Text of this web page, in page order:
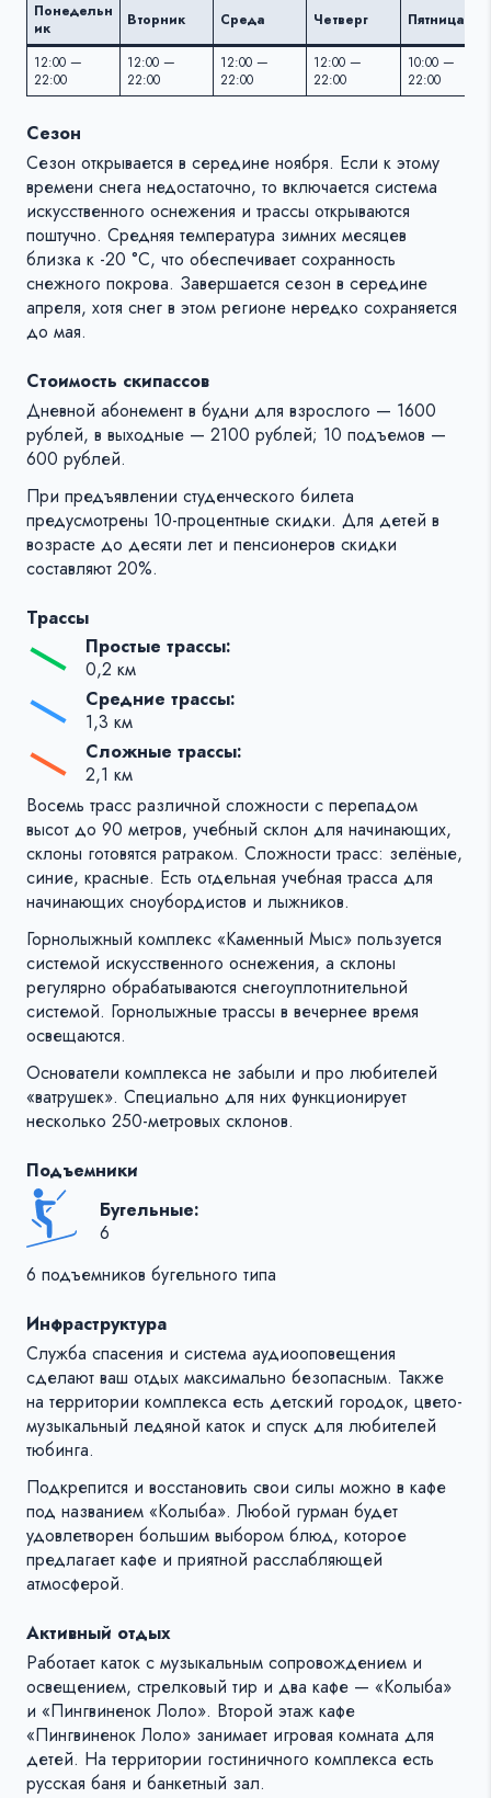
Понедельн
ик
Вторник Среда Четверг Пятница
12:00 —
22:00
12:00 —
22:00
12:00 —
22:00
12:00 —
22:00
10:00 —
22:00
Сезон
Сезон открывается в середине ноября. Если к этому
времени снега недостаточно, то включается система
искусственного оснежения и трассы открываются
поштучно. Средняя температура зимних месяцев
близка к -20 °C, что обеспечивает сохранность
снежного покрова. Завершается сезон в середине
апреля, хотя снег в этом регионе нередко сохраняется
до мая.
Стоимость скипассов
Дневной абонемент в будни для взрослого — 1600
рублей, в выходные — 2100 рублей; 10 подъемов —
600 рублей.
При предъявлении студенческого билета
предусмотрены 10-процентные скидки. Для детей в
возрасте до десяти лет и пенсионеров скидки
составляют 20%.
Трассы
Простые трассы:
0,2 км
Средние трассы:
1,3 км
Сложные трассы:
2,1 км
Восемь трасс различной сложности с перепадом
высот до 90 метров, учебный склон для начинающих,
склоны готовятся ратраком. Сложности трасс: зелёные,
синие, красные. Есть отдельная учебная трасса для
начинающих сноубордистов и лыжников.
Горнолыжный комплекс «Каменный Мыс» пользуется
системой искусственного оснежения, а склоны
регулярно обрабатываются снегоуплотнительной
системой. Горнолыжные трассы в вечернее время
освещаются.
Основатели комплекса не забыли и про любителей
«ватрушек». Специально для них функционирует
несколько 250-метровых склонов.
Подъемники
Бугельные:
6
6 подъемников бугельного типа
Инфраструктура
Служба спасения и система аудиооповещения
сделают ваш отдых максимально безопасным. Также
на территории комплекса есть детский городок, цвето-
музыкальный ледяной каток и спуск для любителей
тюбинга.
Подкрепится и восстановить свои силы можно в кафе
под названием «Колыба». Любой гурман будет
удовлетворен большим выбором блюд, которое
предлагает кафе и приятной расслабляющей
атмосферой.
Активный отдых
Работает каток с музыкальным сопровождением и
освещением, стрелковый тир и два кафе — «Колыба»
и «Пингвиненок Лоло». Второй этаж кафе
«Пингвиненок Лоло» занимает игровая комната для
детей. На территории гостиничного комплекса есть
русская баня и банкетный зал.